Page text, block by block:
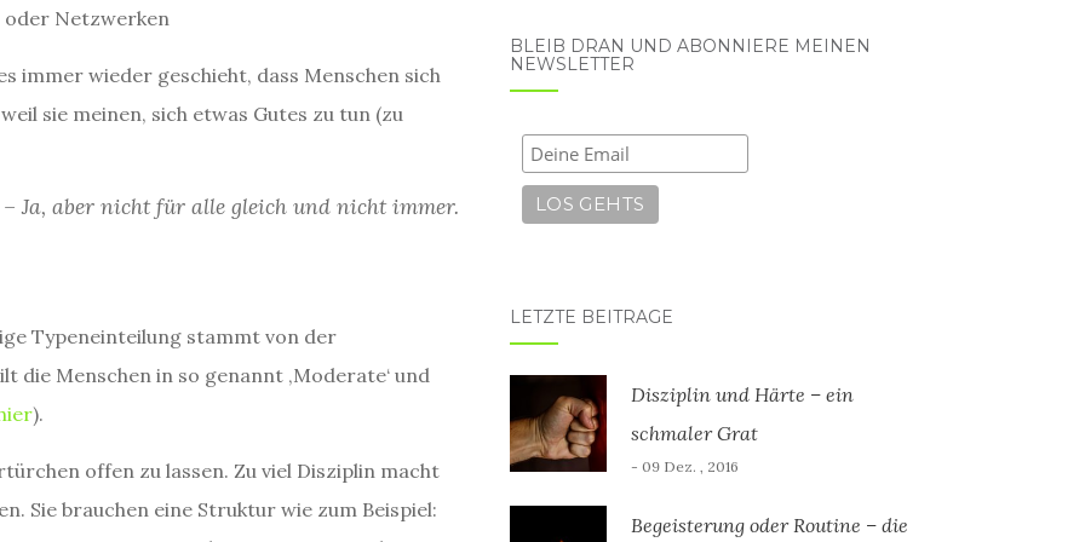
oder Netzwerken
immer wieder geschieht, dass Menschen sich
sie meinen, sich etwas Gutes zu tun (zu
Ja, aber nicht für alle gleich und nicht immer.
Typeneinteilung stammt von der
die Menschen in so genannt ‚Moderate‘ und
).
offen zu lassen. Zu viel Disziplin macht
Sie brauchen eine Struktur wie zum Beispiel:
BLEIB DRAN UND ABONNIERE MEINEN
NEWSLETTER
LETZTE BEITRÄGE
Disziplin und Härte – ein
schmaler Grat
- 09 Dez. , 2016
Begeisterung oder Routine – die